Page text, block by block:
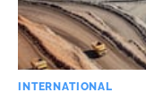
INTERNATIONAL